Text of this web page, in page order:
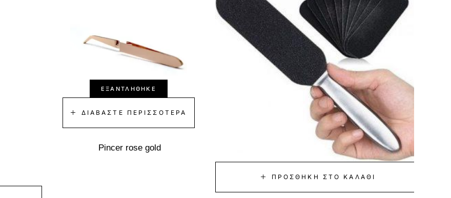
ΕΞΑΝΤΛΉΘΗΚΕ
ΔΙΑΒΆΣΤΕ ΠΕΡΙΣΣΌΤΕΡΑ
Pincer rose gold
ΠΡΟΣΘΉΚΗ ΣΤΟ ΚΑΛΆΘΙ